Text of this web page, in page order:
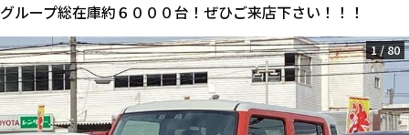
グループ総在庫約６０００台！ぜひご来店下さい！！！
1/80